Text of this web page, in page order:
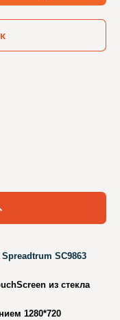
dtrum SC9863
из стекла
1280*720